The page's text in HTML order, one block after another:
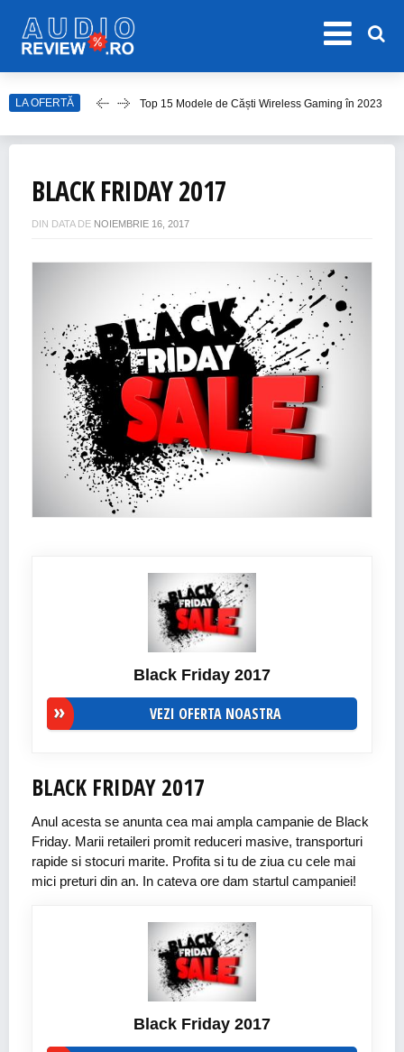
LA OFERTĂ Top 15 Modele de Căști Wireless Gaming în 2023
Top Căști Wireless Samsung în 2023
BLACK FRIDAY 2017
DIN DATA DE NOIEMBRIE 16, 2017
Black Friday 2017
VEZI OFERTA NOASTRA
BLACK FRIDAY 2017
Anul acesta se anunta cea mai ampla campanie de Black
Friday. Marii retaileri promit reduceri masive, transporturi
rapide si stocuri marite. Profita si tu de ziua cu cele mai
mici preturi din an. In cateva ore dam startul campaniei!
Black Friday 2017